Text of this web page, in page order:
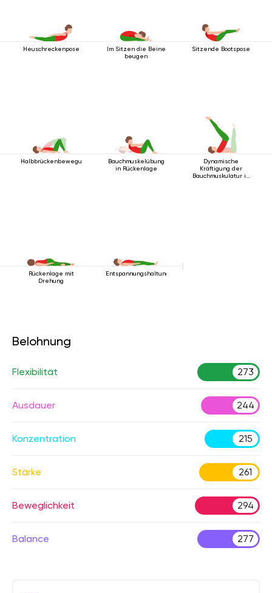
Heuschreckenpose
Im Sitzen die Beine
beugen
Sitzende Bootspose
Halbbrückenbewegung
Bauchmuskelübung
in Rückenlage
Dynamische
Kräftigung der
Bauchmuskulatur in
Rückenlage mit
Drehung
Entspannungshaltung
Belohnung
Flexibilität 273
Ausdauer 244
Konzentration 215
Stärke 261
Beweglichkeit 294
Balance 277